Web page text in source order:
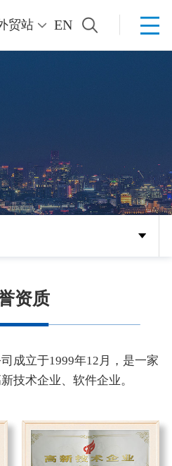
贸站 EN
资质
成立于1999年12月，是一家
技术企业、软件企业。